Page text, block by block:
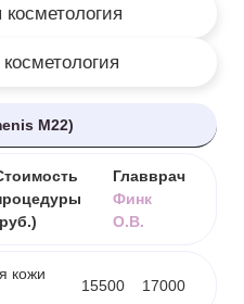
M22)
Главврач
Финк
О.В.
кожи
15500 17000